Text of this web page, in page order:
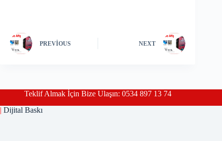
PREVIOUS NEXT
Teklif Almak İçin Bize Ulaşın: 0534 897 13 74
| Dijital Baskı